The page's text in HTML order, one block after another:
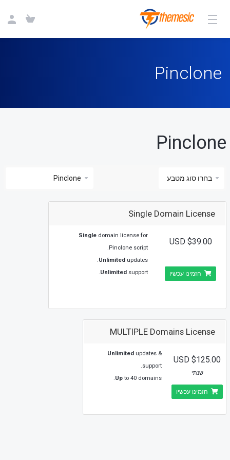
Pinclone
Pinclone
Single Domain License
Single domain license for
Pinclone script.
Unlimited updates.
Unlimited support.
$39.00 USD
הזמינו עכשיו
MULTIPLE Domains License
Unlimitedupdates &
support.
Upto 40 domains.
$125.00 USD
שנתי
הזמינו עכשיו